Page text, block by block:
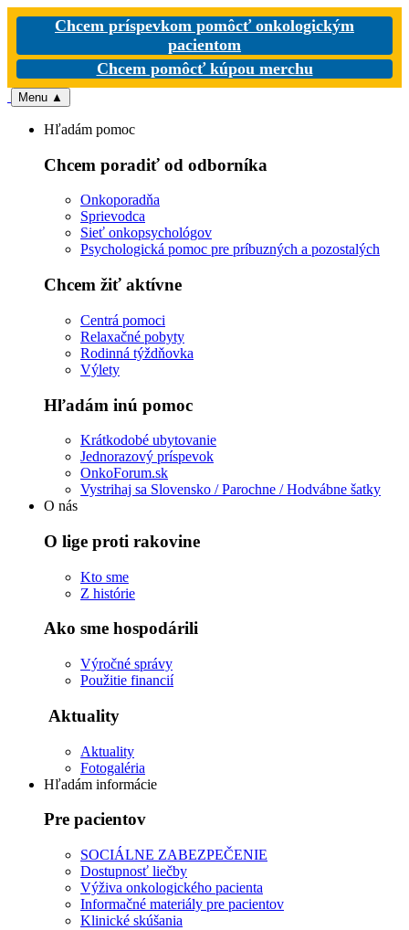
Chcem príspevkom pomôcť onkologickým
pacientom
Chcem pomôcť kúpou merchu
Menu ▲
Hľadám pomoc
Chcem poradiť od odborníka
Onkoporadňa
Sprievodca
Sieť onkopsychológov
Psychologická pomoc pre príbuzných a pozostalých
Chcem žiť aktívne
Centrá pomoci
Relaxačné pobyty
Rodinná týždňovka
Výlety
Hľadám inú pomoc
Krátkodobé ubytovanie
Jednorazový príspevok
OnkoForum.sk
Vystrihaj sa Slovensko / Parochne / Hodvábne šatky
O nás
O lige proti rakovine
Kto sme
Z histórie
Ako sme hospodárili
Výročné správy
Použitie financií
Aktuality
Aktuality
Fotogaléria
Hľadám informácie
Pre pacientov
SOCIÁLNE ZABEZPEČENIE
Dostupnosť liečby
Výživa onkologického pacienta
Informačné materiály pre pacientov
Klinické skúšania